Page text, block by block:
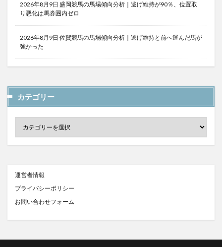
2026年8月9日 盛岡競馬の馬場傾向分析｜逃げ維持が90％、位置取
り悪化は馬券圏内ゼロ
2026年8月9日 佐賀競馬の馬場傾向分析｜逃げ維持と前へ運んだ馬が
強かった
カテゴリー
運営者情報
プライバシーポリシー
お問い合わせフォーム